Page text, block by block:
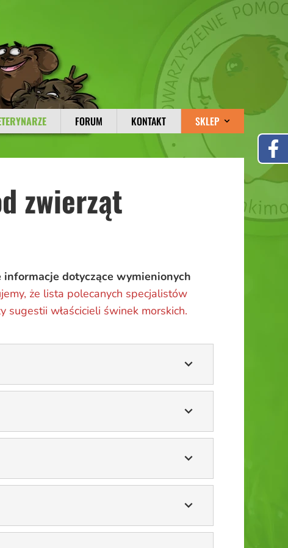
FORUM KONTAKT SKLEP
zwierząt
informacje dotyczące wymienionych
że lista polecanych specjalistów
właścicieli świnek morskich.